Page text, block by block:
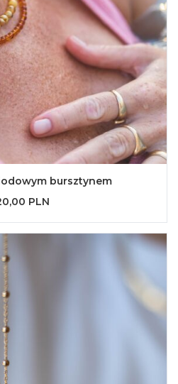
bursztynem
PLN